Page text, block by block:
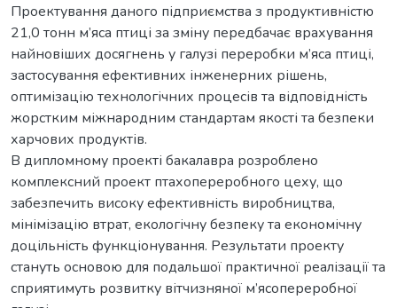
Проектування даного підприємства з продуктивністю
21,0 тонн м’яса птиці за зміну передбачає врахування
найновіших досягнень у галузі переробки м’яса птиці,
застосування ефективних інженерних рішень,
оптимізацію технологічних процесів та відповідність
жорстким міжнародним стандартам якості та безпеки
харчових продуктів.
В дипломному проекті бакалавра розроблено
комплексний проект птахопереробного цеху, що
забезпечить високу ефективність виробництва,
мінімізацію втрат, екологічну безпеку та економічну
доцільність функціонування. Результати проекту
стануть основою для подальшої практичної реалізації та
сприятимуть розвитку вітчизняної м’ясопереробної